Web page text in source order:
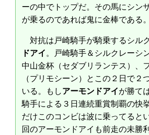
ーの中でトップだ。その馬にシン
が乗るのであれば鬼に金棒である。
対抗は戸崎騎手が騎乗するシル
ドアイ。戸崎騎手＆シルクレーシ
中山金杯（セダブリランテス）、
（プリモシーン）とこの２日で２
いる。もしアーモンドアイが勝て
騎手による３日連続重賞制覇の快
だけこのコンビは波に乗ってると
回のアーモンドアイも前走の未勝